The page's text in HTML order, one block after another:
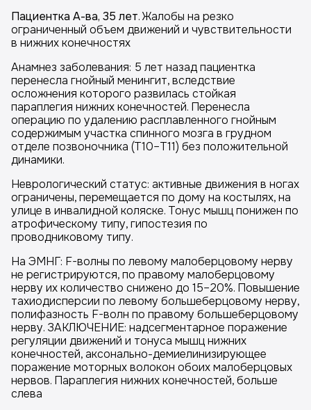
Пациентка А-ва, 35 лет. Жалобы на резко
ограниченный объем движений и чувствительности
в нижних конечностях
Анамнез заболевания: 5 лет назад пациентка
перенесла гнойный менингит, вследствие
осложнения которого развилась стойкая
параплегия нижних конечностей. Перенесла
операцию по удалению расплавленного гнойным
содержимым участка спинного мозга в грудном
отделе позвоночника (Т10–Т11) без положительной
динамики.
Неврологический статус: активные движения в ногах
ограничены, перемещается по дому на костылях, на
улице в инвалидной коляске. Тонус мышц понижен по
атрофическому типу, гипостезия по
проводниковому типу.
На ЭМНГ: F-волны по левому малоберцовому нерву
не регистрируются, по правому малоберцовому
нерву их количество снижено до 15–20%. Повышение
тахиодисперсии по левому большеберцовому нерву,
полифазность F-волн по правому большеберцовому
нерву. ЗАКЛЮЧЕНИЕ: надсегментарное поражение
регуляции движений и тонуса мышц нижних
конечностей, аксонально-демиелинизирующее
поражение моторных волокон обоих малоберцовых
нервов. Параплегия нижних конечностей, больше
слева